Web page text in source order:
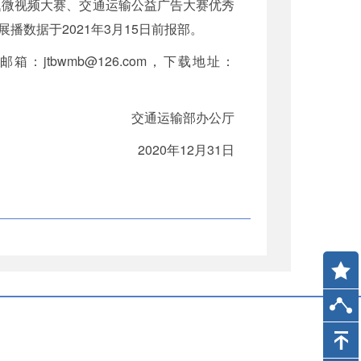
视频大赛、交通运输公益广告大赛优秀
数据于2021年3月15日前报部。
：jtbwmb@126.com，下载地址：
交通运输部办公厅
2020年12月31日